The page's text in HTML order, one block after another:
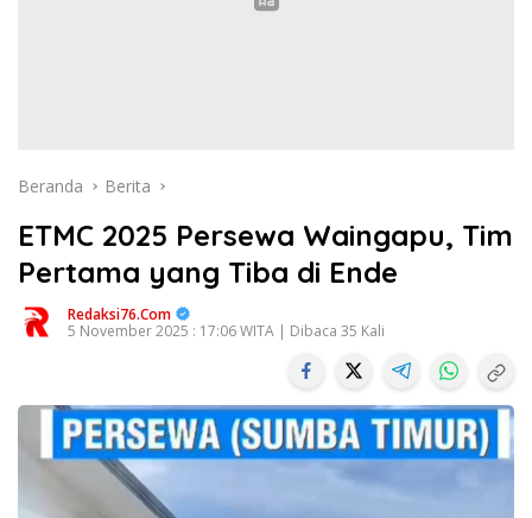
Beranda Berita
ETMC 2025 Persewa Waingapu, Tim
Pertama yang Tiba di Ende
Redaksi76.com
5 November 2025 : 17:06 WITA | Dibaca 35 Kali